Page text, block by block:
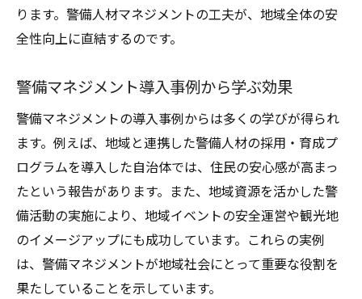
ります。警備人材マネジメントの工夫が、地域全体の安
全性向上に直結するのです。
警備マネジメント導入事例から学ぶ効果
警備マネジメントの導入事例からは多くの学びが得られ
ます。例えば、地域と連携した警備人材の採用・育成プ
ログラムを導入した自治体では、住民の安心感が高まっ
たという報告があります。また、地域資源を活かした警
備活動の実施により、地域イベントの安全運営や観光地
のイメージアップにも成功しています。これらの実例
は、警備マネジメントが地域社会にとって重要な役割を
果たしていることを示しています。